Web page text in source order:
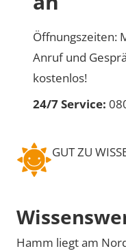
Öffnungszeiten:
Anruf und
kostenlos!
24/7 Service:
GUT ZU
Hamm liegt am